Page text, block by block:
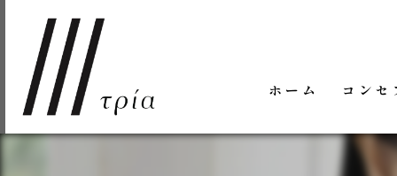
ホーム コンセ